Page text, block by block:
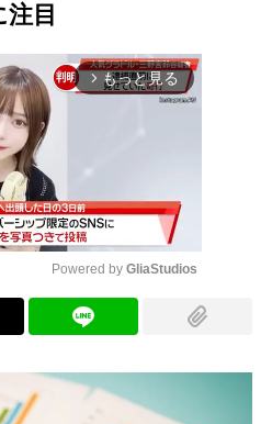
目
arrow_forward_ios もっと見る
Powered by GliaStudios